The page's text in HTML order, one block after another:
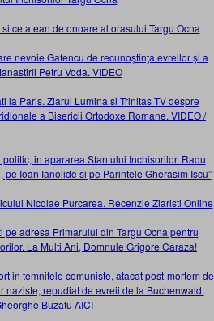
cetatean de onoare al orasului Targu Ocna
nevoie Gafencu de recunoştinţa evreilor şi a
Petru Voda. VIDEO
la Paris. Ziarul Lumina si Trinitas TV despre
a Bisericii Ortodoxe Romane. VIDEO /
in apararea Sfantului Inchisorilor. Radu
Ioan Ianolide si pe Parintele Gherasim Iscu”
Nicolae Purcarea. Recenzie Ziaristi Online
adresa Primarului din Targu Ocna pentru
La Multi Ani, Domnule Grigore Caraza!
in temnitele comuniste, atacat post-mortem de
naziste, repudiat de evreii de la Buchenwald.
Buzatu AICI